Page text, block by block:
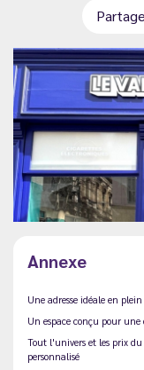
Annexe
Une adresse idéale en
Un espace conçu pour une
Tout l'univers et les prix
personnalisé